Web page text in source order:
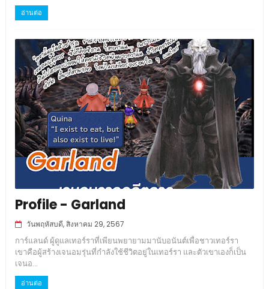
อ่านต่อ
Profile - Garland
วันพฤหัสบดี, สิงหาคม 29, 2567
การ์แลนด์ ผู้ดูแลเทอร์ราที่เพียนพยายามมานับอนันต์เพื่อชาวเทอร์รา
เขาคือผู้สร้างเจนอมรุ่นที่กำลังใช้ชีวิตอยู่ในเทอร์รา และตัวเขาเองก็เป็น
เจนอ...
อ่านต่อ